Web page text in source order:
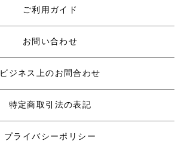
ご利用ガイド
お問い合わせ
ビジネス上のお問合わせ
特定商取引法の表記
プライバシーポリシー